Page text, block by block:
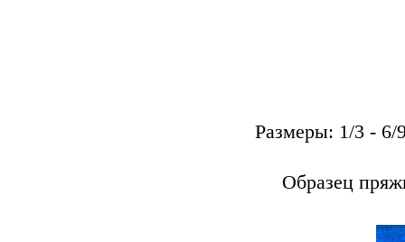
Размеры: 1/3 - 6/
Образец